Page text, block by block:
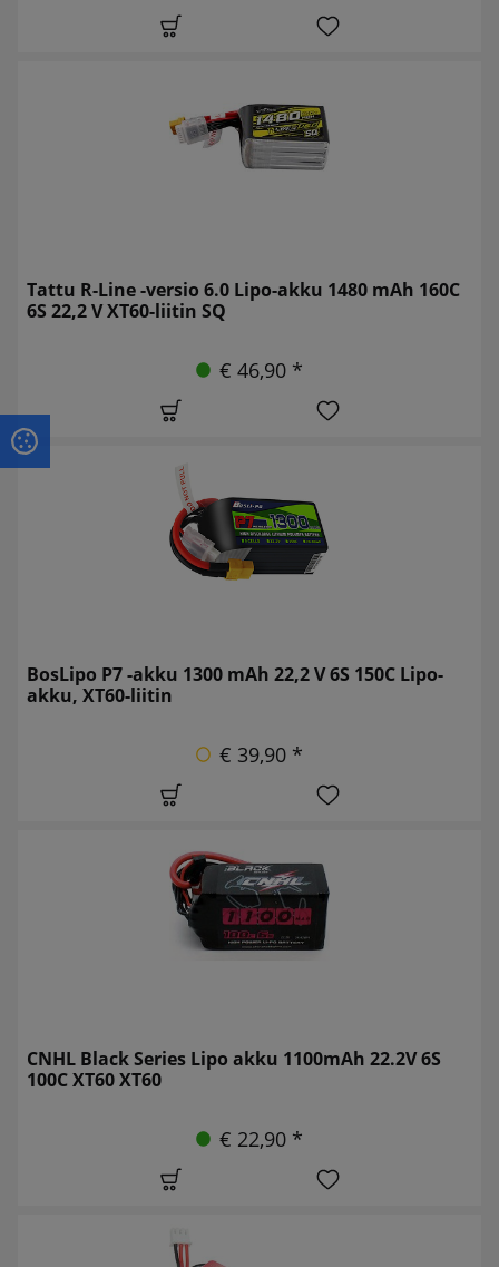
Tattu R-Line -versio 6.0 Lipo-akku 1480 mAh 160C
6S 22,2 V XT60-liitin SQ
€ 46,90 *
BosLipo P7 -akku 1300 mAh 22,2 V 6S 150C Lipo-
akku, XT60-liitin
€ 39,90 *
CNHL Black Series Lipo akku 1100mAh 22.2V 6S
100C XT60 XT60
€ 22,90 *